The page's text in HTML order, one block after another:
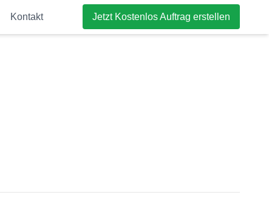
Kontakt Jetzt Kostenlos Auftrag erstellen